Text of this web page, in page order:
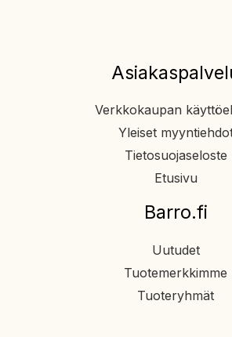
Verkkokaupan
Yleiset
Tietosuojaseloste
Etusivu
Barro.fi
Uutudet
Tuotemerkkimme
Tuoteryhmät